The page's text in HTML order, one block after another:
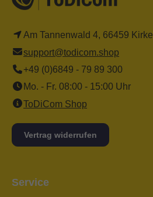
Am Tannenwald 4, 66459 Kirkel
support@todicom.shop
+49 (0)6849 - 79 89 300
Mo. - Fr. 08:00 - 15:00 Uhr
ToDiCom Shop
Vertrag widerrufen
Service